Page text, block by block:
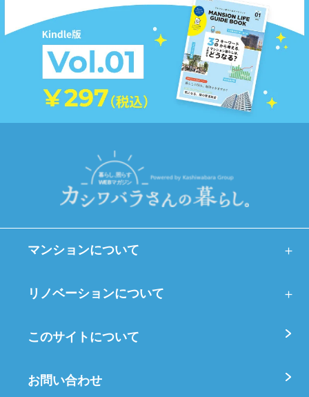
マンションについて
リノベーションについて
このサイトについて
お問い合わせ